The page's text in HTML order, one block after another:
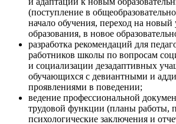
(поступление в
начало обучения, переход на новый
образования, в новое
разработка рекомендаций для
работников школы по вопросам
и социализации дезадаптивных
обучающихся с девиантными и
проявлениями в поведении;
ведение профессиональной
трудовой функции (планы работы,
психологические заключения и